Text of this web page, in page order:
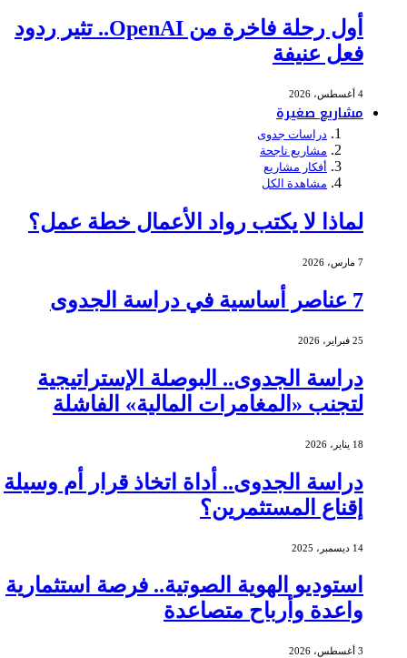
أول رحلة فاخرة من OpenAI.. تثير ردود
فعل عنيفة
4 أغسطس، 2026
مشاريع صغيرة
دراسات جدوى
مشاريع ناجحة
أفكار مشاريع
مشاهدة الكل
لماذا لا يكتب رواد الأعمال خطة عمل؟
7 مارس، 2026
7 عناصر أساسية في دراسة الجدوى
25 فبراير، 2026
دراسة الجدوى.. البوصلة الإستراتيجية
لتجنب «المغامرات المالية» الفاشلة
18 يناير، 2026
دراسة الجدوى.. أداة اتخاذ قرار أم وسيلة
إقناع المستثمرين؟
14 ديسمبر، 2025
استوديو الهوية الصوتية.. فرصة استثمارية
واعدة وأرباح متصاعدة
3 أغسطس، 2026